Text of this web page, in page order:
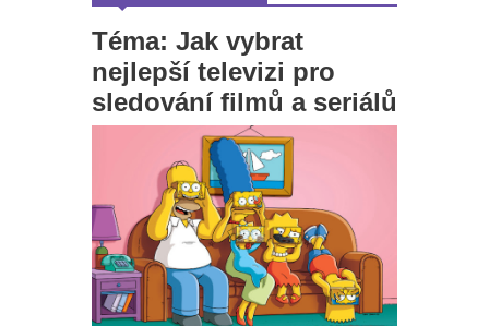
Téma: Jak vybrat
nejlepší televizi pro
sledování filmů a seriálů